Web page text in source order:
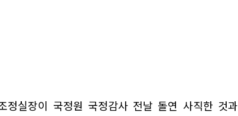
정실장이 국정원 국정감사 전날 돌연 사직한 것과